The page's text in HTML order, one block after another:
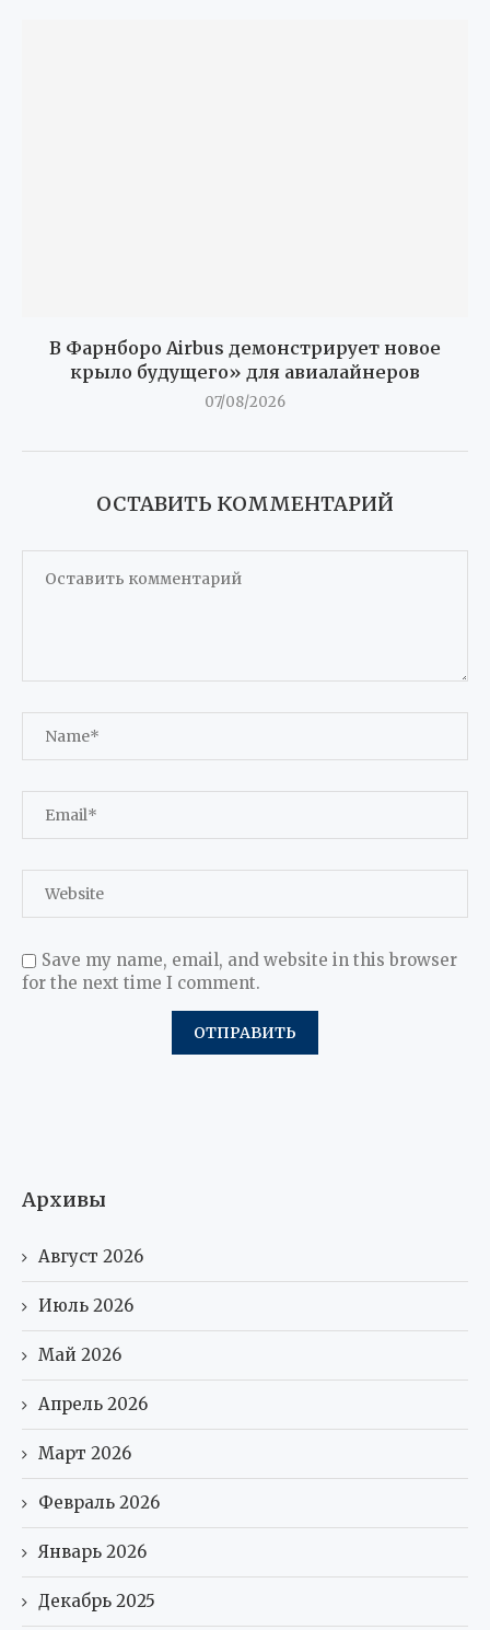
В Фарнборо Airbus демонстрирует новое
крыло будущего» для авиалайнеров
07/08/2026
ОСТАВИТЬ КОММЕНТАРИЙ
Save my name, email, and website in this browser
for the next time I comment.
Архивы
Август 2026
Июль 2026
Май 2026
Апрель 2026
Март 2026
Февраль 2026
Январь 2026
Декабрь 2025